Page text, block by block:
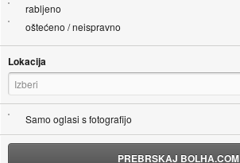
rabljeno
oštećeno / neispravno
Lokacija
Izberi
Samo oglasi s fotografijo
PREBRSKAJ BOLHA.COM